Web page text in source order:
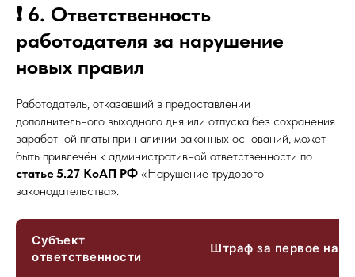
❗ 6. Ответственность
работодателя за нарушение
новых правил
Работодатель, отказавший в предоставлении
дополнительного выходного дня или отпуска без сохранения
заработной платы при наличии законных оснований, может
быть привлечён к административной ответственности по
статье 5.27 КоАП РФ «Нарушение трудового
законодательства».
Субъект
ответственности
Штраф за первое